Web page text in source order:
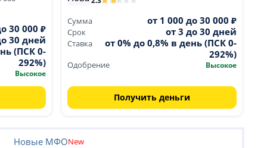
30 000 ₽
30 дней
(ПСК 0-
292%)
Высокое
Сумма от 1 000 до 30 000 ₽
Срок от 3 до 30 дней
Ставка
от 0% до 0,8% в день (ПСК 0-
292%)
Одобрение Высокое
Получить деньги
Новые МФОNew